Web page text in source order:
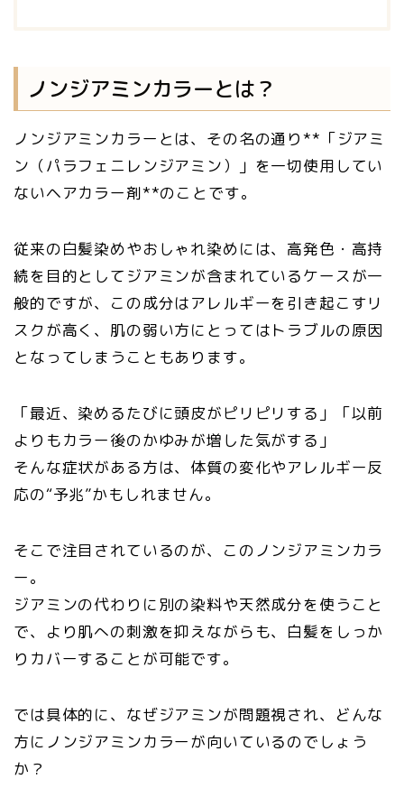
ノンジアミンカラーとは？
ノンジアミンカラーとは、その名の通り**「ジアミ
ン（パラフェニレンジアミン）」を一切使用してい
ないヘアカラー剤**のことです。
従来の白髪染めやおしゃれ染めには、高発色・高持
続を目的としてジアミンが含まれているケースが一
般的ですが、この成分はアレルギーを引き起こすリ
スクが高く、肌の弱い方にとってはトラブルの原因
となってしまうこともあります。
「最近、染めるたびに頭皮がピリピリする」「以前
よりもカラー後のかゆみが増した気がする」
そんな症状がある方は、体質の変化やアレルギー反
応の“予兆”かもしれません。
そこで注目されているのが、このノンジアミンカラ
ー。
ジアミンの代わりに別の染料や天然成分を使うこと
で、より肌への刺激を抑えながらも、白髪をしっか
りカバーすることが可能です。
では具体的に、なぜジアミンが問題視され、どんな
方にノンジアミンカラーが向いているのでしょう
か？